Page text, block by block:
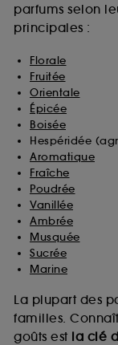
parfums selon
principales :
Florale
Fruitée
Orientale
Épicée
Boisée
Hespéridée
Aromatique
Fraîche
Poudrée
Vanillée
Ambrée
Musquée
Sucrée
Marine
La plupart des
familles.
goûts est la clé